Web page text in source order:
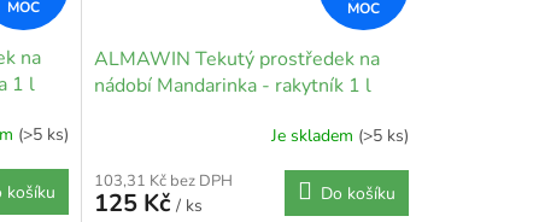
na
1 l
(>5 ks)
košíku
ALMAWIN Tekutý prostředek na
nádobí Mandarinka - rakytník 1 l
Je skladem (>5 ks)
103,31 Kč bez DPH
125 Kč / ks
Do košíku